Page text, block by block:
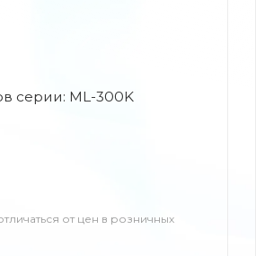
серии: ML-300K
от цен в розничных